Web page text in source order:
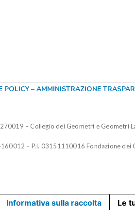
POLICY – AMMINISTRAZIONE
– Collegio dei Geometri e Geometri
– P.I. 03151110016Fondazione dei
Informativa sulla raccolta Le